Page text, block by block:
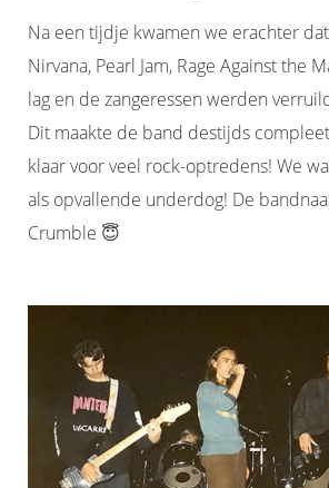
Na een tijdje kwamen we erachter
Nirvana, Pearl Jam, Rage Against the
lag en de zangeressen werden
Dit maakte de band destijds
klaar voor veel rock-optredens! We
als opvallende underdog! De
Crumble 😇